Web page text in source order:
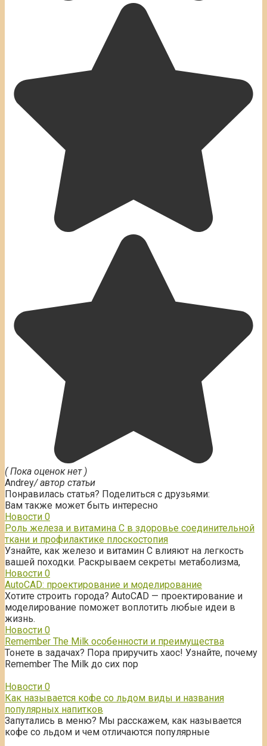
( Пока оценок нет )
Andrey/ автор статьи
Понравилась статья? Поделиться с друзьями:
Вам также может быть интересно
Новости 0
Роль железа и витамина С в здоровье соединительной
ткани и профилактике плоскостопия
Узнайте, как железо и витамин С влияют на легкость
вашей походки. Раскрываем секреты метаболизма,
Новости 0
AutoCAD: проектирование и моделирование
Хотите строить города? AutoCAD — проектирование и
моделирование поможет воплотить любые идеи в
жизнь.
Новости 0
Remember The Milk особенности и преимущества
Тонете в задачах? Пора приручить хаос! Узнайте, почему
Remember The Milk до сих пор
Новости 0
Как называется кофе со льдом виды и названия
популярных напитков
Запутались в меню? Мы расскажем, как называется
кофе со льдом и чем отличаются популярные